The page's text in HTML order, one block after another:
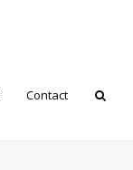
Contact